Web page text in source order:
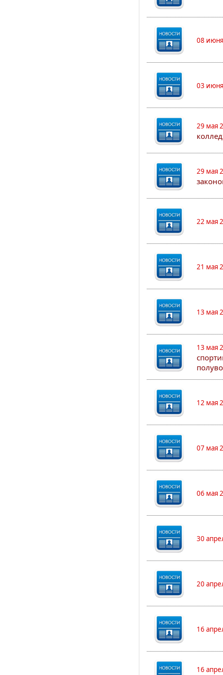
08
03
29 мая
29 мая
22 мая
21 мая
13 мая
13 мая
12 мая
07 мая
06 мая
30
20
16
16